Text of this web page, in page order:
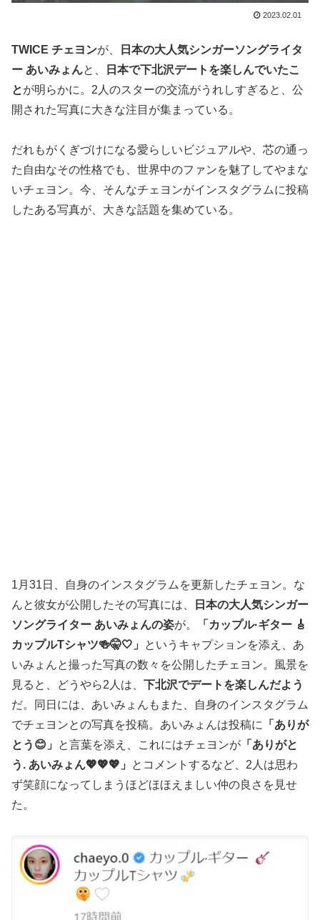
2023.02.01
TWICE チェヨンが、
日本の大人気シンガーソングライタ
ー あいみょんと、
日本で下北沢デートを楽しんでいたこ
とが明らかに。2人のスターの交流がうれしすぎると、公
開された写真に大きな注目が集まっている。
だれもがくぎづけになる愛らしいビジュアルや、芯の通っ
た自由なその性格でも、世界中のファンを魅了してやまな
いチェヨン。今、そんなチェヨンがインスタグラムに投稿
したある写真が、大きな話題を集めている。
1月31日、自身のインスタグラムを更新したチェヨン。な
んと彼女が公開したその写真には、
日本の大人気シンガー
ソングライター あいみょんの姿が。
「カップル·ギター 🎸
カップルTシャツ🍻🤫🤍」
というキャプションを添え、あ
いみょんと撮った写真の数々を公開したチェヨン。風景を
見ると、どうやら2人は、 下北沢でデートを楽しんだよう
だ。同日には、あいみょんもまた、自身のインスタグラム
でチェヨンとの写真を投稿。あいみょんは投稿に
「ありが
とう😊」
と言葉を添え、これにはチェヨンが 「ありがと
う. あいみょん💖💖💖」
とコメントするなど、2人は思わ
ず笑顔になってしまうほどほほえましい仲の良さを見せ
た。